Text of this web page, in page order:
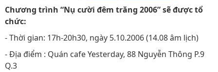
Chương trình “Nụ cười đêm trăng 2006” sẽ được tổ
chức:
- Thời gian: 17h-20h30, ngày 5.10.2006 (14.08 âm lịch)
- Địa điểm : Quán cafe Yesterday, 88 Nguyễn Thông P.9
Q.3